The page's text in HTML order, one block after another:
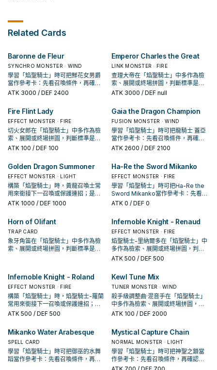
Crimson Chevalier Bradamante"
once per turn.
Warrior monster in your GY,
also you cannot Special Summon
monsters for the rest of this turn,
except Warrior monsters. You can
only use 1 "Infernoble Knight
Ricciardetto" effect per turn, and
only once that turn.
when it leaves the field. If this
card is in your GY: You can target 1
Warrior monster you control; equip
this card to that monster you
control as an Equip Spell.
Related Cards
Baronne de Fleur
SYNCHRO MONSTER · WIND
學習「焰聖騎士」時可把鮮花女男爵
當作參考卡：先看召喚條件，再確認
它是起手、展開還是收益卡。
ATK 3000 / DEF 2400
Emperor Charles the Great
LINK MONSTER · FIRE
查理大帝在「焰聖騎士」中多作為檢
索、展開或終場拼圖，判斷標準是它
出現在成功起手中的頻率。
ATK 3000 / DEF null
Fire Flint Lady
EFFECT MONSTER · FIRE
切火女郎在「焰聖騎士」中多作為檢
索、展開或終場拼圖，判斷標準是它
出現在成功起手中的頻率。
ATK 100 / DEF 100
Gaia the Dragon Champion
FUSION MONSTER · WIND
學習「焰聖騎士」時可把龍騎士 蓋亞
當作參考卡：先看召喚條件，再確認
它是起手、展開還是收益卡。
ATK 2600 / DEF 2100
Golden Dragon Summoner
EFFECT MONSTER · LIGHT
構築「焰聖騎士」時，黃龍召喚士常
用來銜接下一召喚或保護連招；是否
投入取決於你的手坑／解場配置。
ATK 1000 / DEF 1000
Ha-Re the Sword Mikanko
EFFECT MONSTER · FIRE
學習「焰聖騎士」時可把Ha-Re the
Sword Mikanko當作參考卡：先看召
喚條件，再確認它是起手、展開還是
ATK 0 / DEF 0
Horn of Olifant
TRAP CARD
象牙角笛在「焰聖騎士」中多作為檢
索、展開或終場拼圖，判斷標準是它
Infernoble Knight - Renaud
EFFECT MONSTER · FIRE
焰聖騎士-里納爾多在「焰聖騎士」中
多作為檢索、展開或終場拼圖，判斷
標準是它出現在成功起手中的頻率。
ATK 500 / DEF 500
Infernoble Knight - Roland
EFFECT MONSTER · FIRE
構築「焰聖騎士」時，焰聖騎士-羅蘭
常用來銜接下一召喚或保護連招；是
否投入取決於你的手坑／解場配置。
ATK 500 / DEF 500
Kewl Tune Mix
TUNER MONSTER · WIND
殺手級調整曲·混音手在「焰聖騎士」
中多作為檢索、展開或終場拼圖，判
斷標準是它出現在成功起手中的頻
ATK 100 / DEF 2000
Mikanko Water Arabesque
SPELL CARD
學習「焰聖騎士」時可把御巫的水舞
蹈當作參考卡：先看召喚條件，再確
Mystical Capture Chain
NORMAL MONSTER · LIGHT
學習「焰聖騎士」時可把神聖之鎖當
作參考卡：先看召喚條件，再確認它
是起手、展開還是收益卡。